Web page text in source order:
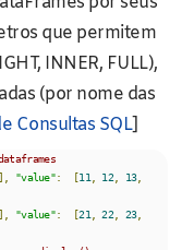
que permitem
INNER, FULL),
(por nome das
Consultas SQL]
"value": [11 12 13,
"value": [21 22 23,